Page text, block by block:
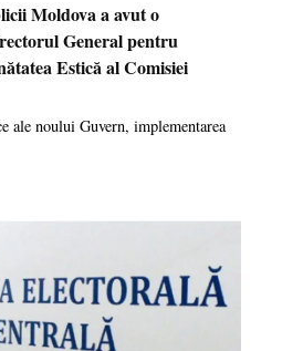
Moldova a avut o
General pentru
Estică al Comisiei
ale noului Guvern, implementarea